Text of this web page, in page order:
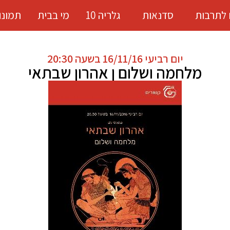
לתרבות סדנאות גלריה 10 מי בבית
יום רביעי 16/11/16 בשעה 20:30
מלחמה ושלום ן אהרון שבתאי